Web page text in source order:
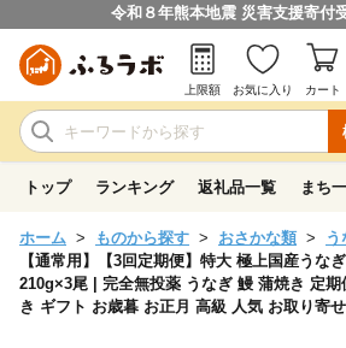
令和８年熊本地震 災害支援寄付
上限額 お気に入り カート
トップ ランキング 返礼品一覧 まち
ホーム ものから探す おさかな類
【通常用】【3回定期便】特大 極上国産うな
210g×3尾 | 完全無投薬 うなぎ 鰻 蒲焼き 定
き ギフト お歳暮 お正月 高級 人気 お取り寄